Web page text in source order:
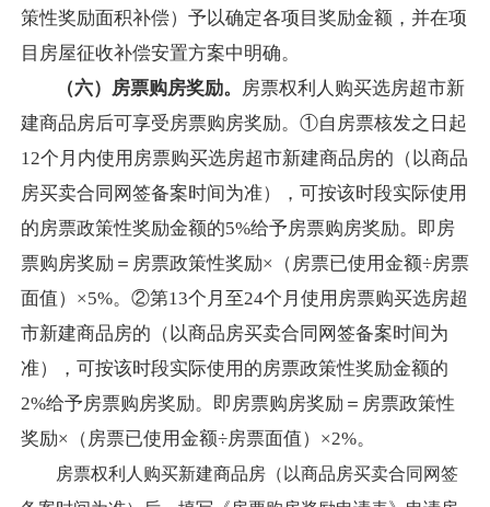
策性奖励面积补偿）予以确定各项目奖励金额，并在项
目房屋征收补偿安置方案中明确。
（六） 房票购房奖励。
房票权利人购买选房超市新
建商品房后可享受房票购房奖励。①自房票核发之日起
12个月内使用房票购买选房超市新建商品房的（以商品
房买卖合同网签备案时间为准），可按该时段实际使用
的房票政策性奖励金额的5%给予房票购房奖励。即房
票购房奖励＝房票政策性奖励×（房票已使用金额÷房票
面值）×5%。②第13个月至24个月使用房票购买选房超
市新建商品房的（以商品房买卖合同网签备案时间为
准），可按该时段实际使用的房票政策性奖励金额的
2%给予房票购房奖励。即房票购房奖励＝房票政策性
奖励×（房票已使用金额÷房票面值）×2%。
房票权利人购买新建商品房（以商品房买卖合同网签